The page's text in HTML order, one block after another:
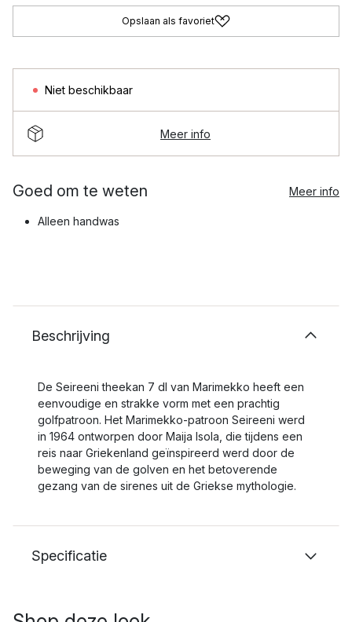
Opslaan als favoriet
Niet beschikbaar
Meer info
Goed om te weten Meer info
Alleen handwas
Beschrijving
De Seireeni theekan 7 dl van Marimekko heeft een
eenvoudige en strakke vorm met een prachtig
golfpatroon. Het Marimekko-patroon Seireeni werd
in 1964 ontworpen door Maija Isola, die tijdens een
reis naar Griekenland geïnspireerd werd door de
beweging van de golven en het betoverende
gezang van de sirenes uit de Griekse mythologie.
Specificatie